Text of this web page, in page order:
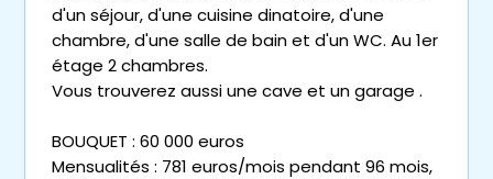
d'un séjour, d'une cuisine dinatoire, d'une
chambre, d'une salle de bain et d'un WC. Au 1er
étage 2 chambres.
Vous trouverez aussi une cave et un garage .
BOUQUET : 60 000 euros
Mensualités : 781 euros/mois pendant 96 mois,